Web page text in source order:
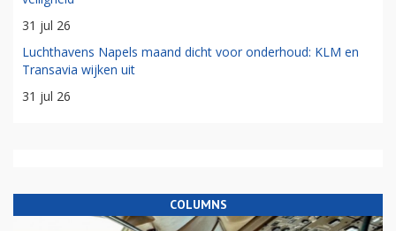
31 jul 26
Luchthavens Napels maand dicht voor onderhoud: KLM en
Transavia wijken uit
31 jul 26
COLUMNS